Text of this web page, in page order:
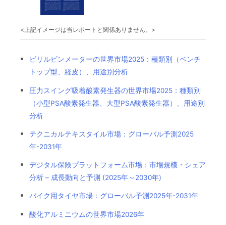
<上記イメージは当レポートと関係ありません。>
ビリルビンメーターの世界市場2025：種類別（ベンチ
トップ型、経皮）、用途別分析
圧力スイング吸着酸素発生器の世界市場2025：種類別
（小型PSA酸素発生器、大型PSA酸素発生器）、用途別
分析
テクニカルテキスタイル市場：グローバル予測2025
年-2031年
デジタル保険プラットフォーム市場：市場規模・シェア
分析 – 成長動向と予測 (2025年～2030年)
バイク用タイヤ市場：グローバル予測2025年-2031年
酸化アルミニウムの世界市場2026年